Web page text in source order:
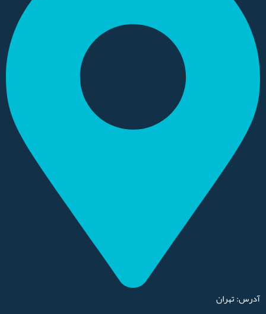
آدرس: تهران